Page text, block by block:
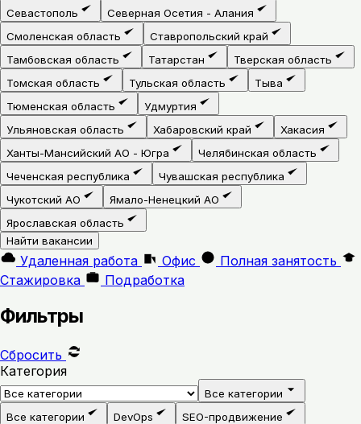
Севастополь
Северная Осетия - Алания
Смоленская область
Ставропольский край
Тамбовская область
Татарстан
Тверская область
Томская область
Тульская область
Тыва
Тюменская область
Удмуртия
Ульяновская область
Хабаровский край
Хакасия
Ханты-Мансийский АО - Югра
Челябинская область
Чеченская республика
Чувашская республика
Чукотский АО
Ямало-Ненецкий АО
Ярославская область
Найти вакансии
Удаленная работа Офис
Полная занятость
Стажировка
Подработка
Фильтры
Сбросить
Категория
Все категории
Все категории
DevOps
SEO-продвижение